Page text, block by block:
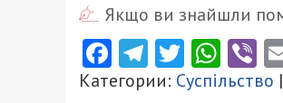
Якщо ви знайшли
Facebook
Telegram
Twitter
Категории: Суспільство